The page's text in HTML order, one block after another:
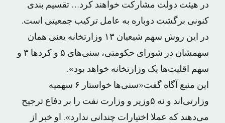
در هیئت دولت مشارکت خواهند کرد… تقسیم بندی
کنونی برگشت دوباره به عامل ترکیب جمعیتی است.
در این روش سهم شیعیان ۱۳ وزارتخانه یعنی همان
سهمشان در شورای حکومتی، سنی‌های ۵ و کردها ۳ و
سهم اقلیت‌ها یک وزارتخانه خواهد بود».
این منبع آگاه گفت«سنی‌ها خواستار ۶ سهمیه
وزارتی‌اند و نه ۵وزیر و وزارت نفت را بر دفاع ترجیح
می‌دهند که عملا اختیارات چندانی ندارد». او خبر از